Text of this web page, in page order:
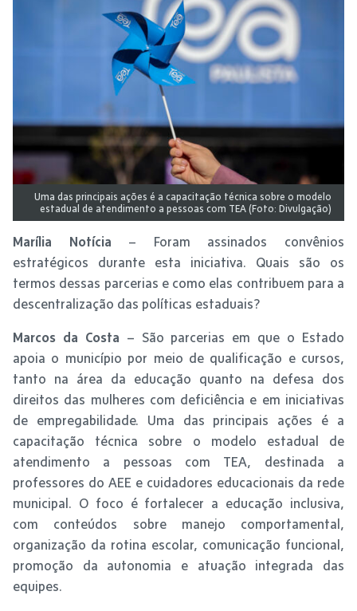
Uma das principais ações é a capacitação técnica sobre o modelo
estadual de atendimento a pessoas com TEA (Foto: Divulgação)
Marília Notícia – Foram assinados convênios
estratégicos durante esta iniciativa. Quais são os
termos dessas parcerias e como elas contribuem para a
descentralização das políticas estaduais?
Marcos da Costa – São parcerias em que o Estado
apoia o município por meio de qualificação e cursos,
tanto na área da educação quanto na defesa dos
direitos das mulheres com deficiência e em iniciativas
de empregabilidade. Uma das principais ações é a
capacitação técnica sobre o modelo estadual de
atendimento a pessoas com TEA, destinada a
professores do AEE e cuidadores educacionais da rede
municipal. O foco é fortalecer a educação inclusiva,
com conteúdos sobre manejo comportamental,
organização da rotina escolar, comunicação funcional,
promoção da autonomia e atuação integrada das
equipes.